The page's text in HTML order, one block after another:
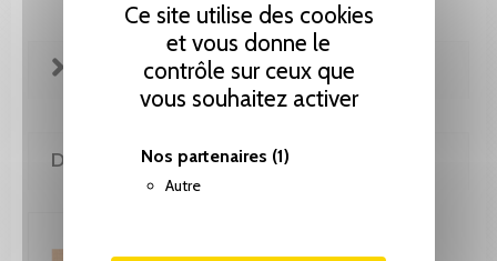
Ce site utilise des cookies
et vous donne le
contrôle sur ceux que
vous souhaitez activer
Nos partenaires (1)
Autre
FICHE TECHNIQUE
DE LA MÊME COLLECTION